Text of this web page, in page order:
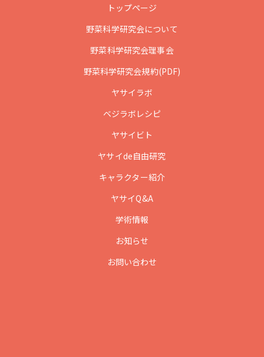
トップページ
野菜科学研究会について
野菜科学研究会理事会
野菜科学研究会規約(PDF)
ヤサイラボ
ベジラボレシピ
ヤサイビト
ヤサイde自由研究
キャラクター紹介
ヤサイQ&A
学術情報
お知らせ
お問い合わせ